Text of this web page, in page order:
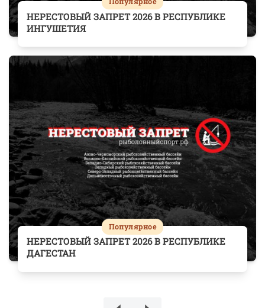
НЕРЕСТОВЫЙ ЗАПРЕТ 2026 В РЕСПУБЛИКЕ
ИНГУШЕТИЯ
Популярное
НЕРЕСТОВЫЙ ЗАПРЕТ 2026 В РЕСПУБЛИКЕ
ДАГЕСТАН